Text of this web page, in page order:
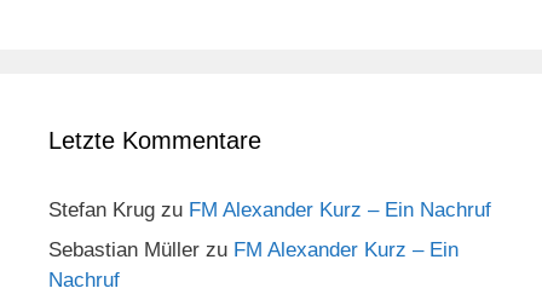
Letzte Kommentare
Stefan Krug zu FM Alexander Kurz – Ein Nachruf
Sebastian Müller zu FM Alexander Kurz – Ein
Nachruf